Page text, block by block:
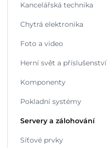
Kancelářská technika
Chytrá elektronika
Foto a video
Herní svět a příslušenství
Komponenty
Pokladní systémy
Servery a zálohování
Síťové prvky